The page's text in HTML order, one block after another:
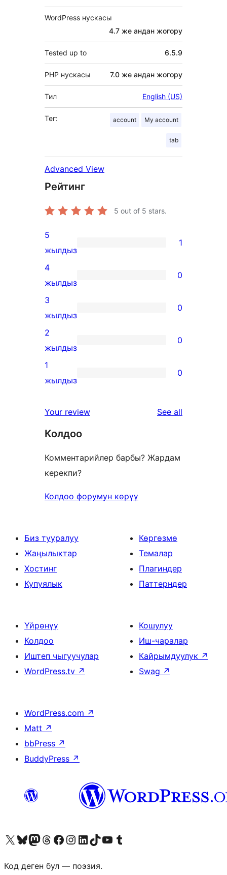
WordPress нускасы
4.7 же андан жогору
Tested up to 6.5.9
PHP нускасы 7.0 же андан жогору
Тил English (US)
Тег: account My account
tab
Advanced View
Рейтинг
5 out of 5 stars.
1
5-
star
review
5
жылдыз
1
0
4-
star
reviews
4
жылдыз
0
0
3-
star
reviews
3
жылдыз
0
0
2-
star
2
жылдыз
0
0
star
1
жылдыз
0
Your review See all
Колдоо
Комментарийлер барбы? Жардам
керекпи?
Колдоо форумун көрүү
Биз тууралуу
Жаңылыктар
Хостинг
Купуялык
Көргөзмө
Темалар
Плагиндер
Паттерндер
Үйрөнүү
Колдоо
Иштеп чыгуучулар
WordPress.tv ↗
Кошулуу
Иш-чаралар
Кайрымдуулук ↗
Swag ↗
WordPress.com ↗
Matt ↗
bbPress ↗
BuddyPress ↗
Visit our X (formerly Twitter) account
Visit our Bluesky account
Биздин Mastodon түрмөгүбүзгө баш багыңыз
Visit our Threads account
Биздин Facebook баракчабызга кириңиз
Биздин Instagram баракчабызга баш багыңыз
Биздин LinkedIn баракчабызга баш багыңыз
Visit our TikTok account
Visit our YouTube channel
Visit our Tumblr account
Код деген бул — поэзия.